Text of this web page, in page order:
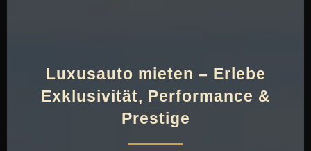
Luxusauto mieten – Erlebe
Exklusivität, Performance &
Prestige